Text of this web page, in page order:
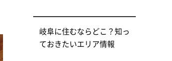
岐阜に住むならどこ？知っ
ておきたいエリア情報